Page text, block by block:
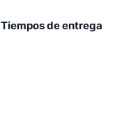
Tiempos de entrega